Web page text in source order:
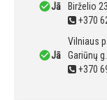
Jā
Birželio
+370
Jā
Vilniaus
Gariūnų
+370